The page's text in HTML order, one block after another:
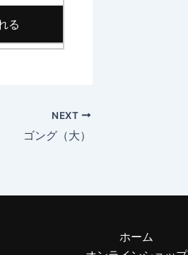
NEXT
ゴング（大）
ホーム